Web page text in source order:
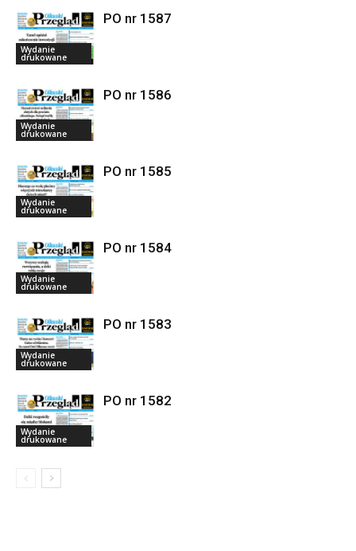
Wydanie
drukowane
PO nr 1587
Wydanie
drukowane
PO nr 1586
Wydanie
drukowane
PO nr 1585
Wydanie
drukowane
PO nr 1584
Wydanie
drukowane
PO nr 1583
Wydanie
drukowane
PO nr 1582